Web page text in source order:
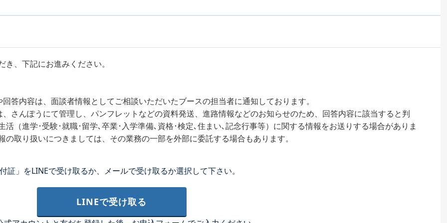
、下記にお進みください。
答内容は、面談者情報としてご相談いただいたブースの担当者に通知しております。
さんぽうにて管理し、パンフレットなどの資料発送、進路情報などのお知らせのため、回答内容に該当すると判
（進学･受験･就職･留学､卒業･入学準備､資格･検定､住まい､記念行事等）に関する情報をお送りする場合がありま
取り扱いにつきましては、その業務の一部を外部に委託する場合もあります。
証」をLINEで受け取るか、メールで受け取るか選択して下さい。
LINEで受け取る